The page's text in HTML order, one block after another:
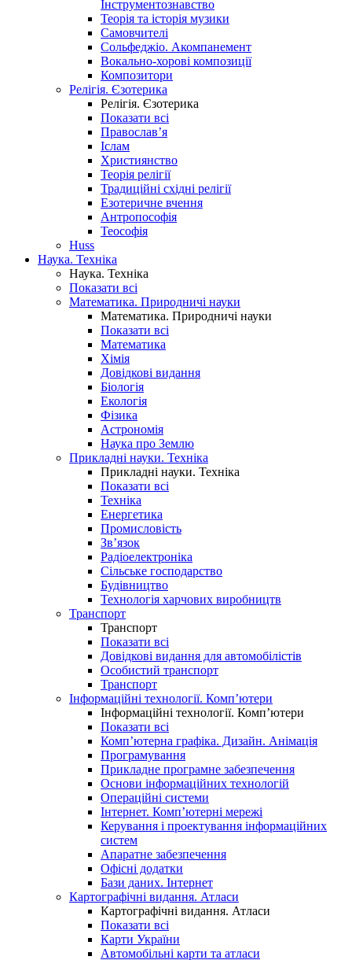
Інструментознавство
Теорія та історія музики
Самовчителі
Сольфеджіо. Акомпанемент
Вокально-хорові композиції
Композитори
Релігія. Єзотерика
Релігія. Єзотерика
Показати всі
Православ’я
Іслам
Християнство
Теорія релігії
Традиційні східні релігії
Езотеричне вчення
Антропософія
Теософія
Huss
Наука. Техніка
Наука. Техніка
Показати всі
Математика. Природничі науки
Математика. Природничі науки
Показати всі
Математика
Хімія
Довідкові видання
Біологія
Екологія
Фізика
Астрономія
Наука про Землю
Прикладні науки. Техніка
Прикладні науки. Техніка
Показати всі
Техніка
Енергетика
Промисловість
Зв’язок
Радіоелектроніка
Сільське господарство
Будівництво
Технологія харчових виробництв
Транспорт
Транспорт
Показати всі
Довідкові видання для автомобілістів
Особистий транспорт
Транспорт
Інформаційні технології. Комп’ютери
Інформаційні технології. Комп’ютери
Показати всі
Комп’ютерна графіка. Дизайн. Анімація
Програмування
Прикладне програмне забезпечення
Основи інформаційних технологій
Операційні системи
Інтернет. Комп’ютерні мережі
Керування і проектування інформаційних
систем
Апаратне забезпечення
Офісні додатки
Бази даних. Інтернет
Картографічні видання. Атласи
Картографічні видання. Атласи
Показати всі
Карти України
Автомобільні карти та атласи